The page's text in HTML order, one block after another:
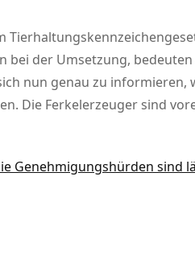
bei der Umsetzung,
nun genau zu
Die Ferkelerzeuger sind
Genehmigungshürden sind